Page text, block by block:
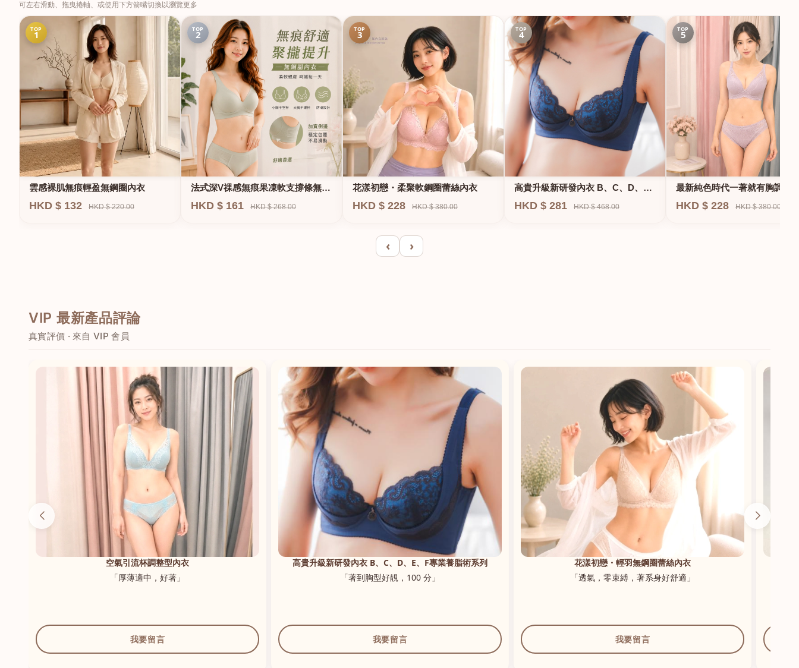
可左右滑動、拖曳捲軸、或使用下方箭嘴切換以瀏覽更多
TOP
1
雲感裸肌無痕輕盈無鋼圈內衣
HKD $ 132 HKD $ 220.00
TOP
2
法式深V祼感無痕果凍軟支撐條無鋼
圈內衣
HKD $ 161 HKD $ 268.00
TOP
3
花漾初戀・柔聚軟鋼圈蕾絲內衣
HKD $ 228 HKD $ 380.00
TOP
4
高貴升級新研發內衣 B、C、D、
E、F專業養脂術系列
HKD $ 281 HKD $ 468.00
TOP
5
最新純色時代一著就有胸調整
衣-專治小胸 蝴蝶肌位矯正型內
HKD $ 228 HKD $ 380.00
‹ ›
VIP 最新產品評論
真實評價 · 來自 VIP 會員
空氣引流杯調整型內衣
「厚薄適中，好著」
我要留言
高貴升級新研發內衣 B、C、D、E、F專業養脂術系列
「著到胸型好靚，100 分」
我要留言
花漾初戀・輕羽無鋼圈蕾絲內衣
「透氣，零束縛，著系身好舒適」
我要留言